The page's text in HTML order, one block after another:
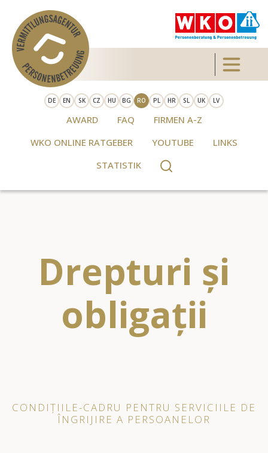
Skip to main content Toggle
DE EN SK CZ HU BG RO PL HR SL UK LV
AWARD FAQ
FIRMEN A-Z
WKO ONLINE RATGEBER
YOUTUBE
LINKS
STATISTIK
Drepturi și
obligații
CONDIȚIILE-CADRU PENTRU SERVICIILE DE
ÎNGRIJIRE A PERSOANELOR